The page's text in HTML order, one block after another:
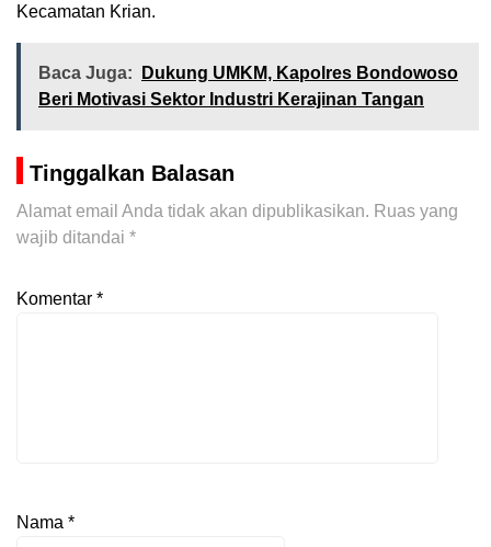
Kecamatan Krian.
Baca Juga:
Dukung UMKM, Kapolres Bondowoso
Beri Motivasi Sektor Industri Kerajinan Tangan
Tinggalkan Balasan
Alamat email Anda tidak akan dipublikasikan. Ruas yang
wajib ditandai *
Komentar *
Nama *